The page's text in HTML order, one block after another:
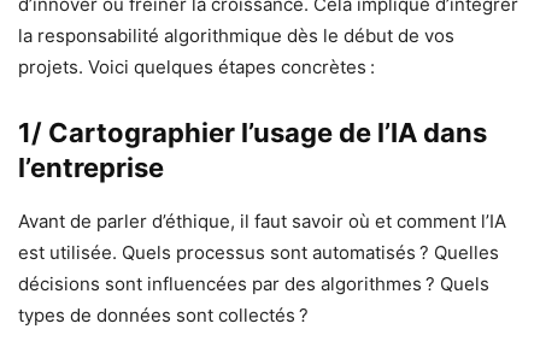
la responsabilité algorithmique dès le début de vos
projets. Voici quelques étapes concrètes :
1/ Cartographier l’usage de l’IA dans
l’entreprise
Avant de parler d’éthique, il faut savoir où et comment l’IA
est utilisée. Quels processus sont automatisés ? Quelles
décisions sont influencées par des algorithmes ? Quels
types de données sont collectés ?